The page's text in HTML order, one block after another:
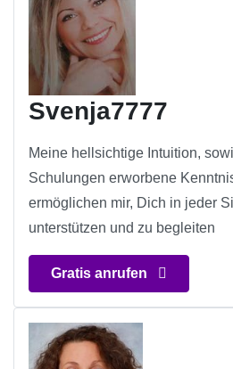
Svenja7777
Meine hellsichtige Intuition,
Schulungen erworbene
ermöglichen mir, Dich in jeder
unterstützen und zu begleiten
Gratis anrufen